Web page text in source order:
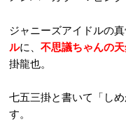
ジャニーズアイドルの
ルに、 不思議ちゃんの
掛龍也。
七五三掛と書いて「し
す。